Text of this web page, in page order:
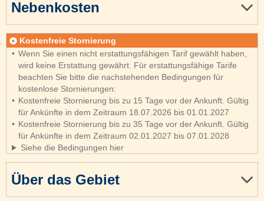
Über das Gebiet
Nebenkosten
Kostenfreie Stornierung
Wenn Sie einen nicht erstattungsfähigen Tarif gewählt haben,
wird keine Erstattung gewährt. Für erstattungsfähige Tarife
beachten Sie bitte die nachstehenden Bedingungen für
kostenlose Stornierungen:
Kostenfreie Stornierung bis zu 15 Tage vor der Ankunft. Gültig
für Ankünfte in dem Zeitraum 18.07.2026 bis 01.01.2027
Kostenfreie Stornierung bis zu 35 Tage vor der Ankunft. Gültig
für Ankünfte in dem Zeitraum 02.01.2027 bis 07.01.2028
Siehe die Bedingungen hier